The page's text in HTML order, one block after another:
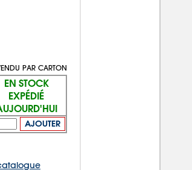
PAR CARTON
EN STOCK
EXPÉDIÉ
AJOUTER